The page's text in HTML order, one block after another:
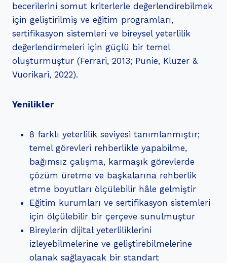
becerilerini somut kriterlerle değerlendirebilmek
için geliştirilmiş ve eğitim programları,
sertifikasyon sistemleri ve bireysel yeterlilik
değerlendirmeleri için güçlü bir temel
oluşturmuştur (Ferrari, 2013; Punie, Kluzer &
Vuorikari, 2022).
Yenilikler
8 farklı yeterlilik seviyesi tanımlanmıştır;
temel görevleri rehberlikle yapabilme,
bağımsız çalışma, karmaşık görevlerde
çözüm üretme ve başkalarına rehberlik
etme boyutları ölçülebilir hâle gelmiştir
Eğitim kurumları ve sertifikasyon sistemleri
için ölçülebilir bir çerçeve sunulmuştur
Bireylerin dijital yeterliliklerini
izleyebilmelerine ve geliştirebilmelerine
olanak sağlayacak bir standart